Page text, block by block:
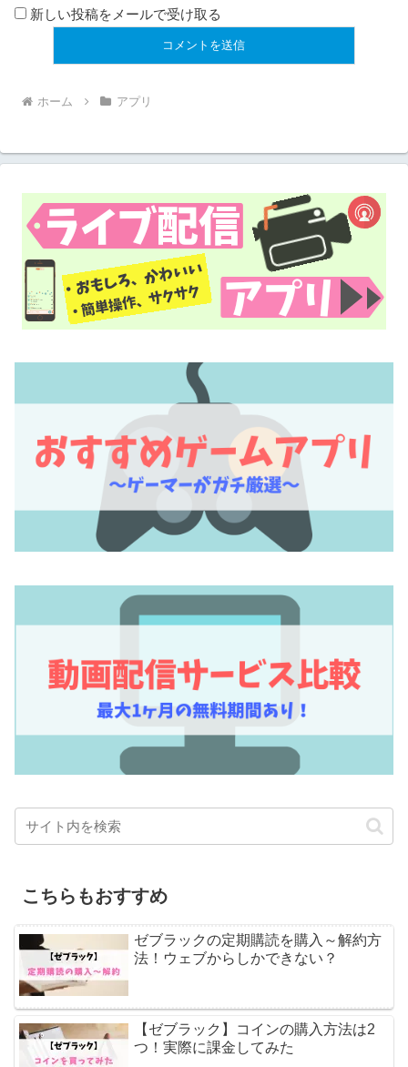
新しい投稿をメールで受け取る
ホーム アプリ
こちらもおすすめ
ゼブラックの定期購読を購入～解約方
法！ウェブからしかできない？
【ゼブラック】コインの購入方法は2
つ！実際に課金してみた